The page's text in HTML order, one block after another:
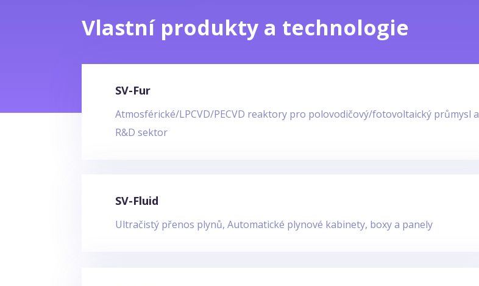
Vlastní produkty a technologie
SV-Fur
Atmosférické/LPCVD/PECVD reaktory pro polovodičový/fotovoltaický průmysl a
R&D sektor
SV-Fluid
Ultračistý přenos plynů, Automatické plynové kabinety, boxy a panely